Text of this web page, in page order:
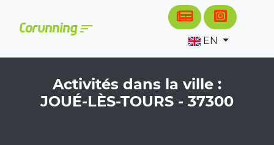
Corunningsort
EN
Activités dans la ville :
JOUÉ-LÈS-TOURS - 37300